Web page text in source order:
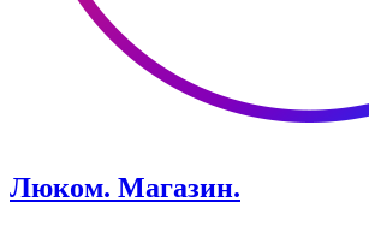
Люком. Магазин.